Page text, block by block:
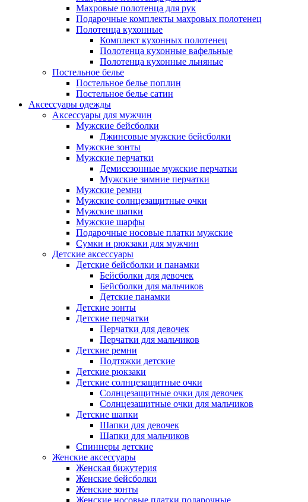
Махровые полотенца для рук
Подарочные комплекты махровых полотенец
Полотенца кухонные
Комплект кухонных полотенец
Полотенца кухонные вафельные
Полотенца кухонные льняные
Постельное белье
Постельное белье поплин
Постельное белье сатин
Аксессуары одежды
Аксессуары для мужчин
Мужские бейсболки
Джинсовые мужские бейсболки
Мужские зонты
Мужские перчатки
Демисезонные мужские перчатки
Мужские зимние перчатки
Мужские ремни
Мужские солнцезащитные очки
Мужские шапки
Мужские шарфы
Подарочные носовые платки мужские
Сумки и рюкзаки для мужчин
Детские аксессуары
Детские бейсболки и панамки
Бейсболки для девочек
Бейсболки для мальчиков
Детские панамки
Детские зонты
Детские перчатки
Перчатки для девочек
Перчатки для мальчиков
Детские ремни
Подтяжки детские
Детские рюкзаки
Детские солнцезащитные очки
Солнцезащитные очки для девочек
Солнцезащитные очки для мальчиков
Детские шапки
Шапки для девочек
Шапки для мальчиков
Спиннеры детские
Женские аксессуары
Женская бижутерия
Женские бейсболки
Женские зонты
Женские носовые платки подарочные